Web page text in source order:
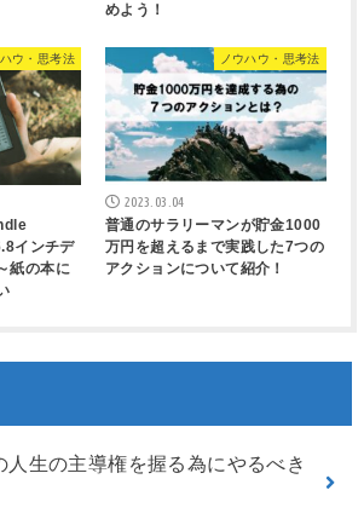
めよう！
ハウ・思考法
インチデ
紙の本に
ノウハウ・思考法
2023.03.04
普通のサラリーマンが貯金1000
万円を超えるまで実践した7つの
アクションについて紹介！
人生の主導権を握る為にやるべき